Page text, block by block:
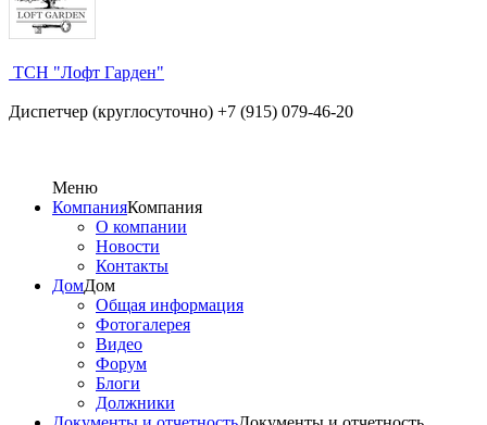
ТСН "Лофт Гарден"
Диспетчер (круглосуточно) +7 (915) 079-46-20
Меню
КомпанияКомпания
О компании
Новости
Контакты
ДомДом
Общая информация
Фотогалерея
Видео
Форум
Блоги
Должники